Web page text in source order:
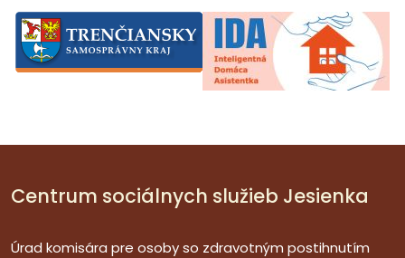
Centrum sociálnych služieb Jesienka
Úrad komisára pre osoby so zdravotným postihnutím